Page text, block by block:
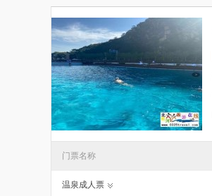
门票名称
温泉成人票